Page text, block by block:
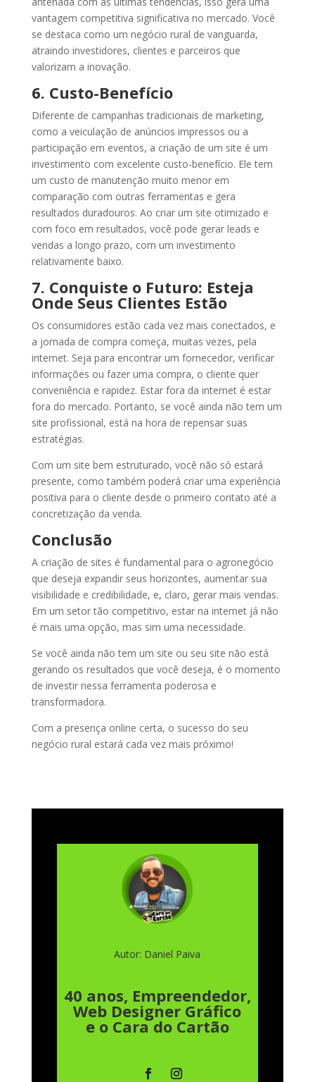
vantagem competitiva significativa no mercado. Você
se destaca como um negócio rural de vanguarda,
atraindo investidores, clientes e parceiros que
valorizam a inovação.
6. Custo-Benefício
Diferente de campanhas tradicionais de marketing,
como a veiculação de anúncios impressos ou a
participação em eventos, a criação de um site é um
investimento com excelente custo-benefício. Ele tem
um custo de manutenção muito menor em
comparação com outras ferramentas e gera
resultados duradouros. Ao criar um site otimizado e
com foco em resultados, você pode gerar leads e
vendas a longo prazo, com um investimento
relativamente baixo.
7. Conquiste o Futuro: Esteja
Onde Seus Clientes Estão
Os consumidores estão cada vez mais conectados, e
a jornada de compra começa, muitas vezes, pela
internet. Seja para encontrar um fornecedor, verificar
informações ou fazer uma compra, o cliente quer
conveniência e rapidez. Estar fora da internet é estar
fora do mercado. Portanto, se você ainda não tem um
site profissional, está na hora de repensar suas
estratégias.
Com um site bem estruturado, você não só estará
presente, como também poderá criar uma experiência
positiva para o cliente desde o primeiro contato até a
concretização da venda.
Conclusão
A criação de sites é fundamental para o agronegócio
que deseja expandir seus horizontes, aumentar sua
visibilidade e credibilidade, e, claro, gerar mais vendas.
Em um setor tão competitivo, estar na internet já não
é mais uma opção, mas sim uma necessidade.
Se você ainda não tem um site ou seu site não está
gerando os resultados que você deseja, é o momento
de investir nessa ferramenta poderosa e
transformadora.
Com a presença online certa, o sucesso do seu
negócio rural estará cada vez mais próximo!
Autor: Daniel Paiva
40 anos, Empreendedor,
Web Designer Gráfico
e o Cara do Cartão